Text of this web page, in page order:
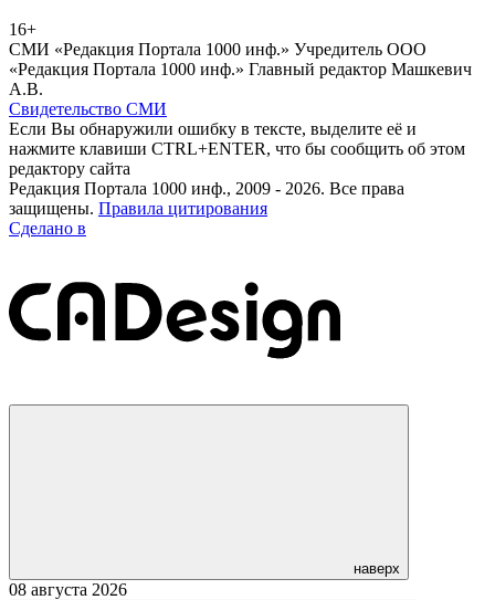
16+
СМИ «Редакция Портала 1000 инф.» Учредитель ООО
«Редакция Портала 1000 инф.» Главный редактор Машкевич
А.В.
Свидетельство СМИ
Если Вы обнаружили ошибку в тексте, выделите её и
нажмите клавиши CTRL+ENTER, что бы сообщить об этом
редактору сайта
Редакция Портала 1000 инф., 2009 - 2026. Все права
защищены. Правила цитирования
Сделано в
наверх
08 августа 2026